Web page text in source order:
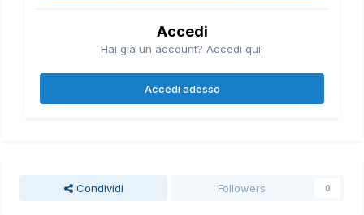
Accedi
Hai già un account? Accedi qui!
Accedi adesso
Condividi Followers 0